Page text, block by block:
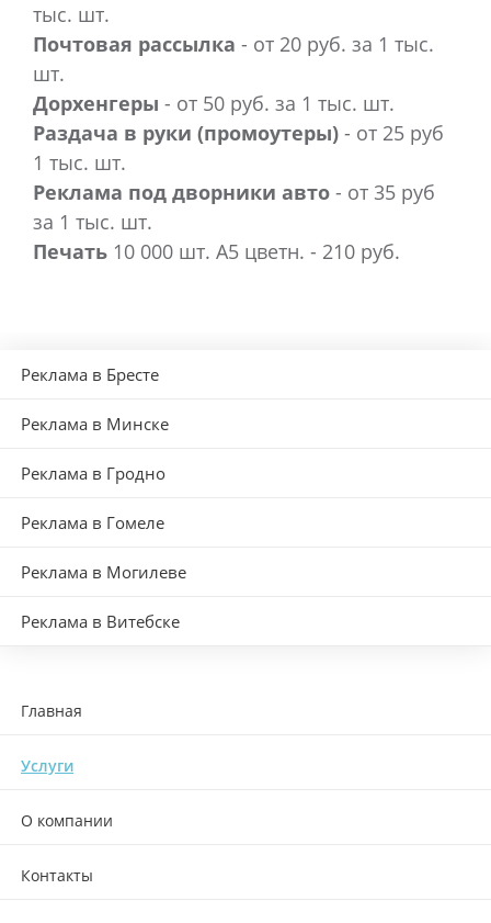
тыс. шт.
Почтовая рассылка - от 20 руб. за 1 тыс.
шт.
Дорхенгеры - от 50 руб. за 1 тыс. шт.
Раздача в руки (промоутеры) - от 25 руб
1 тыс. шт.
Реклама под дворники авто - от 35 руб
за 1 тыс. шт.
Печать 10 000 шт. А5 цветн. - 210 руб.
Реклама в Бресте
Реклама в Минске
Реклама в Гродно
Реклама в Гомеле
Реклама в Могилеве
Реклама в Витебске
Главная
Услуги
О компании
Контакты